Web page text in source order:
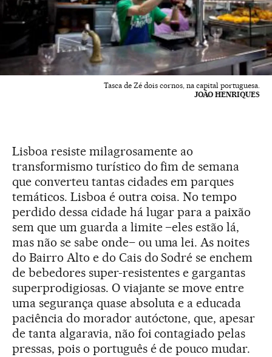
Tasca de Zé dois cornos, na capital portuguesa.
JOÃO HENRIQUES
Lisboa resiste milagrosamente ao
transformismo turístico do fim de semana
que converteu tantas cidades em parques
temáticos. Lisboa é outra coisa. No tempo
perdido dessa cidade há lugar para a paixão
sem que um guarda a limite –eles estão lá,
mas não se sabe onde– ou uma lei. As noites
do Bairro Alto e do Cais do Sodré se enchem
de bebedores super-resistentes e gargantas
superprodigiosas. O viajante se move entre
uma segurança quase absoluta e a educada
paciência do morador autóctone, que, apesar
de tanta algaravia, não foi contagiado pelas
pressas, pois o português é de pouco mudar.